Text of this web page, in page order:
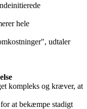
hele
udtaler
kompleks og kræver, at
at bekæmpe stadigt